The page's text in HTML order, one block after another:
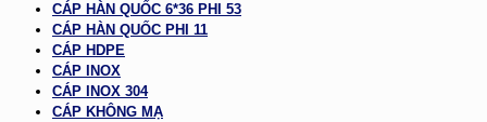
CÁP HÀN QUỐC 6*36 PHI 53
CÁP HÀN QUỐC PHI 11
CÁP HDPE
CÁP INOX
CÁP INOX 304
CÁP KHÔNG MẠ